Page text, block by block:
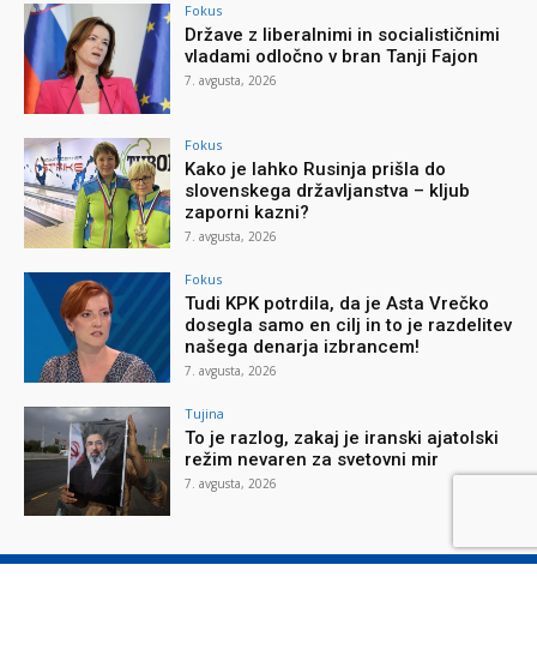
Fokus
Države z liberalnimi in socialističnimi
vladami odločno v bran Tanji Fajon
7. avgusta, 2026
Fokus
Kako je lahko Rusinja prišla do
slovenskega državljanstva – kljub
zaporni kazni?
7. avgusta, 2026
Fokus
Tudi KPK potrdila, da je Asta Vrečko
dosegla samo en cilj in to je razdelitev
našega denarja izbrancem!
7. avgusta, 2026
Tujina
To je razlog, zakaj je iranski ajatolski
režim nevaren za svetovni mir
7. avgusta, 2026